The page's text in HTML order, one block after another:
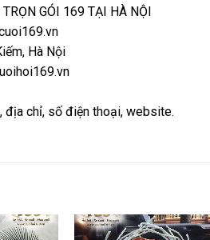
GÓI 169 TẠI HÀ NỘI
Hà Nội
địa chỉ, số điện thoại, website.